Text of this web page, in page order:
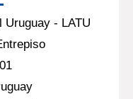
Uruguay - LATU